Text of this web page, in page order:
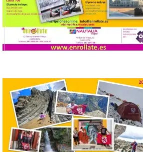
Los días 7, 8 y 9 de agosto
de 2026, Camarzana de
Tera volverá a convertirse
en punto de encuentro,
con la Villa Romana de
Orpheus. Vivimos un momento en el que la
El Ayuntamiento de
Cabrillanes analizará,
conforme a la legalidad, la
solicitud para la
celebración del Iberia
Eclipse Festival